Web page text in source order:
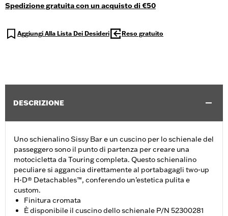
Spedizione gratuita con un acquisto di €50
Aggiungi Alla Lista Dei Desideri Reso gratuito
DESCRIZIONE
Uno schienalino Sissy Bar e un cuscino per lo schienale del
passeggero sono il punto di partenza per creare una
motocicletta da Touring completa. Questo schienalino
peculiare si aggancia direttamente al portabagagli two-up
H-D® Detachables™, conferendo un’estetica pulita e
custom.
Finitura cromata
È disponibile il cuscino dello schienale P/N 52300281